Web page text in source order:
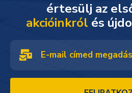
akcióinkról és